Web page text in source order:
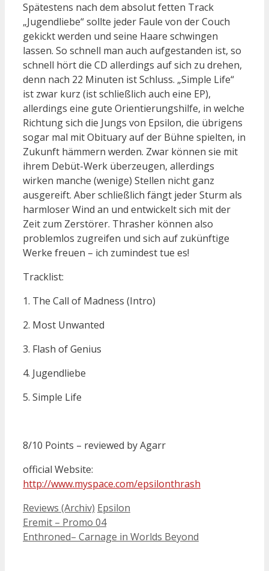
Spätestens nach dem absolut fetten Track
„Jugendliebe“ sollte jeder Faule von der Couch
gekickt werden und seine Haare schwingen
lassen. So schnell man auch aufgestanden ist, so
schnell hört die CD allerdings auf sich zu drehen,
denn nach 22 Minuten ist Schluss. „Simple Life“
ist zwar kurz (ist schließlich auch eine EP),
allerdings eine gute Orientierungshilfe, in welche
Richtung sich die Jungs von Epsilon, die übrigens
sogar mal mit Obituary auf der Bühne spielten, in
Zukunft hämmern werden. Zwar können sie mit
ihrem Debüt-Werk überzeugen, allerdings
wirken manche (wenige) Stellen nicht ganz
ausgereift. Aber schließlich fängt jeder Sturm als
harmloser Wind an und entwickelt sich mit der
Zeit zum Zerstörer. Thrasher können also
problemlos zugreifen und sich auf zukünftige
Werke freuen – ich zumindest tue es!
Tracklist:
1. The Call of Madness (Intro)
2. Most Unwanted
3. Flash of Genius
4. Jugendliebe
5. Simple Life
8/10 Points – reviewed by Agarr
official Website:
http://www.myspace.com/epsilonthrash
Kategorien
Reviews (Archiv) Schlagwörter
Epsilon
Eremit – Promo 04
Enthroned– Carnage in Worlds Beyond